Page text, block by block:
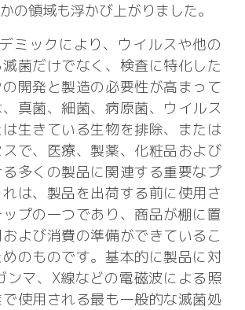
の領域も浮かび上がりました。
ミックにより、ウイルスや他の
菌だけでなく、検査に特化した
開発と製造の必要性が高まって
真菌、細菌、病原菌、ウイルス
生きている生物を排除、または
で、医療、製薬、化粧品および
多くの製品に関連する重要なプ
は、製品を出荷する前に使用さ
プの一つであり、商品が棚に置
よび消費の準備ができているこ
のものです。基本的に製品に対
ンマ、X線などの電磁波による照
使用される最も一般的な滅菌処